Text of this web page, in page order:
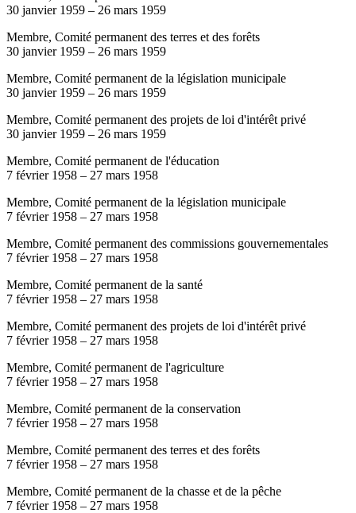
30 janvier 1959 – 26 mars 1959
Membre, Comité permanent des terres et des forêts
30 janvier 1959 – 26 mars 1959
Membre, Comité permanent de la législation municipale
30 janvier 1959 – 26 mars 1959
Membre, Comité permanent des projets de loi d'intérêt privé
30 janvier 1959 – 26 mars 1959
Membre, Comité permanent de l'éducation
7 février 1958 – 27 mars 1958
Membre, Comité permanent de la législation municipale
7 février 1958 – 27 mars 1958
Membre, Comité permanent des commissions gouvernementales
7 février 1958 – 27 mars 1958
Membre, Comité permanent de la santé
7 février 1958 – 27 mars 1958
Membre, Comité permanent des projets de loi d'intérêt privé
7 février 1958 – 27 mars 1958
Membre, Comité permanent de l'agriculture
7 février 1958 – 27 mars 1958
Membre, Comité permanent de la conservation
7 février 1958 – 27 mars 1958
Membre, Comité permanent des terres et des forêts
7 février 1958 – 27 mars 1958
Membre, Comité permanent de la chasse et de la pêche
7 février 1958 – 27 mars 1958